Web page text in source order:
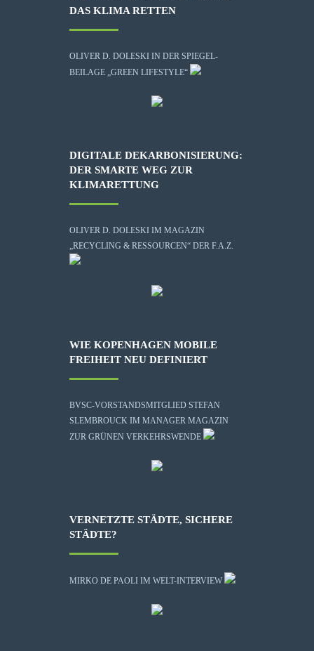
DAS KLIMA RETTEN
OLIVER D. DOLESKI IN DER SPIEGEL-
BEILAGE „GREEN LIFESTYLE“
DIGITALE DEKARBONISIERUNG:
DER SMARTE WEG ZUR
KLIMARETTUNG
OLIVER D. DOLESKI IM MAGAZIN
„RECYCLING & RESSOURCEN“ DER F.A.Z.
WIE KOPENHAGEN MOBILE
FREIHEIT NEU DEFINIERT
BVSC-VORSTANDSMITGLIED STEFAN
SLEMBROUCK IM MANAGER MAGAZIN
ZUR GRÜNEN VERKEHRSWENDE
VERNETZTE STÄDTE, SICHERE
STÄDTE?
MIRKO DE PAOLI IM WELT-INTERVIEW